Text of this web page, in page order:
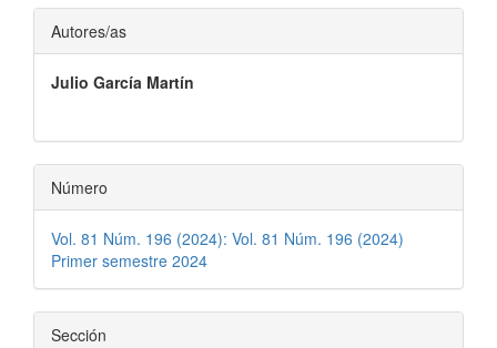
Contenido
principal
del
artículo
Autores/as
Julio García Martín
Número
Vol. 81 Núm. 196 (2024): Vol. 81 Núm. 196 (2024)
Primer semestre 2024
Sección